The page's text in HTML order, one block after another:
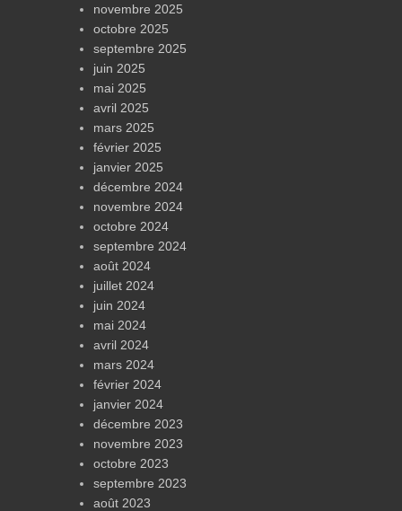
novembre 2025
octobre 2025
septembre 2025
juin 2025
mai 2025
avril 2025
mars 2025
février 2025
janvier 2025
décembre 2024
novembre 2024
octobre 2024
septembre 2024
août 2024
juillet 2024
juin 2024
mai 2024
avril 2024
mars 2024
février 2024
janvier 2024
décembre 2023
novembre 2023
octobre 2023
septembre 2023
août 2023